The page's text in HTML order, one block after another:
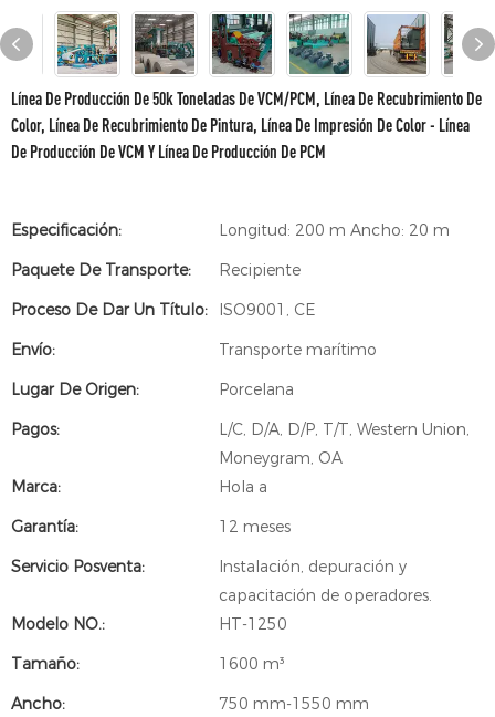
Línea De Producción De 50k Toneladas De VCM/PCM, Línea De Recubrimiento De
Color, Línea De Recubrimiento De Pintura, Línea De Impresión De Color - Línea
De Producción De VCM Y Línea De Producción De PCM
Especificación:
Longitud: 200 m Ancho: 20 m
Paquete De Transporte:
Recipiente
Proceso De Dar Un Título:
ISO9001, CE
Envío:
Transporte marítimo
Lugar De Origen:
Porcelana
Pagos:
L/C, D/A, D/P, T/T, Western Union,
Moneygram, OA
Marca:
Hola a
Garantía:
12 meses
Servicio Posventa:
Instalación, depuración y
capacitación de operadores.
Modelo NO.:
HT-1250
Tamaño:
1600 m³
Ancho:
750 mm-1550 mm